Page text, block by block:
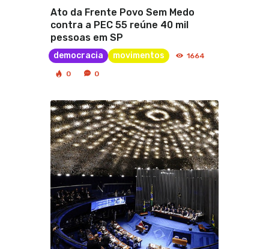
Ato da Frente Povo Sem Medo
contra a PEC 55 reúne 40 mil
pessoas em SP
democracia movimentos 1664
0 0